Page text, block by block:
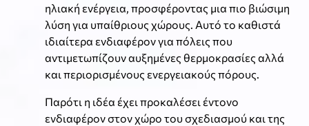
ηλιακή ενέργεια, προσφέροντας μια πιο βιώσιμη
λύση για υπαίθριους χώρους. Αυτό το καθιστά
ιδιαίτερα ενδιαφέρον για πόλεις που
αντιμετωπίζουν αυξημένες θερμοκρασίες αλλά
και περιορισμένους ενεργειακούς πόρους.
Παρότι η ιδέα έχει προκαλέσει έντονο
ενδιαφέρον στον χώρο του σχεδιασμού και της